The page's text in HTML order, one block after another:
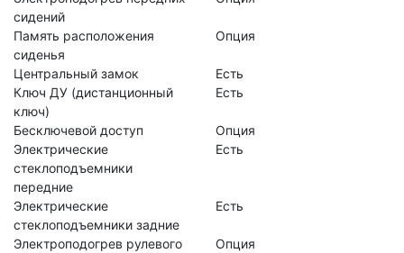
сидений
Память расположения
сиденья
Опция
Центральный замок
Есть
Ключ ДУ (дистанционный
ключ)
Есть
Бесключевой доступ
Опция
Электрические
стеклоподъемники
передние
Есть
Электрические
стеклоподъемники задние
Есть
Электроподогрев рулевого
Опция